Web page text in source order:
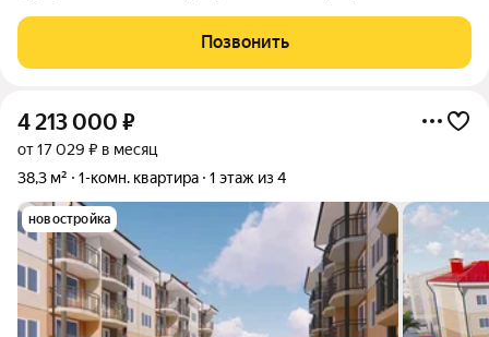
комфортной жизни: магазины, остановка общественного
транспорта, банк, детский сад, школа
Позвонить
4 213 000 ₽
от 17 029 ₽ в месяц
38,3 м²
1-комн. квартира 1 этаж из 4
новостройка